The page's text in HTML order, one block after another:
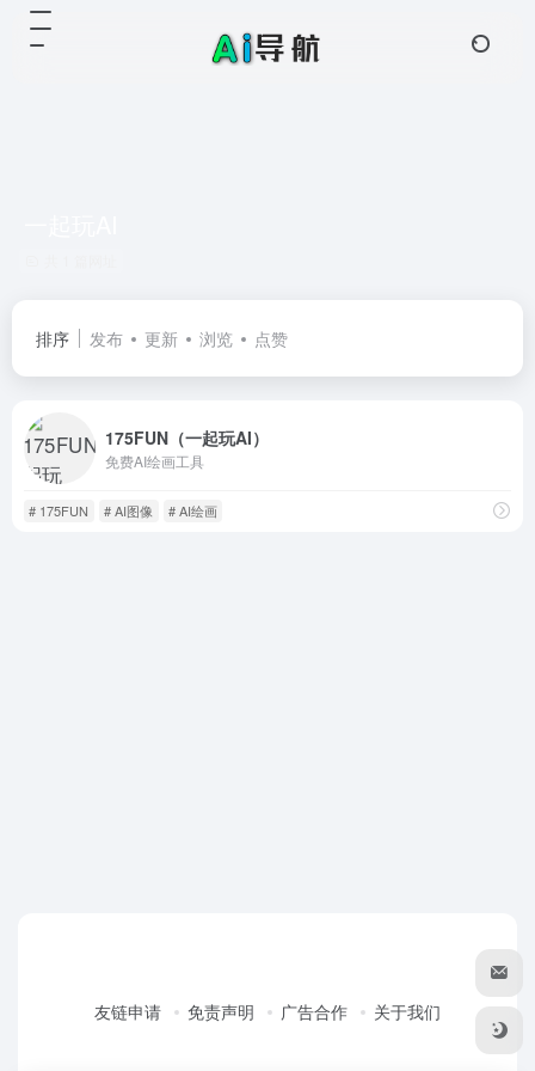
排序 发布 更新 浏览 点赞
175FUN（一起玩AI）
免费AI绘画工具
# 175FUN # AI图像 # AI绘画
友链申请 免责声明 广告合作 关于我们